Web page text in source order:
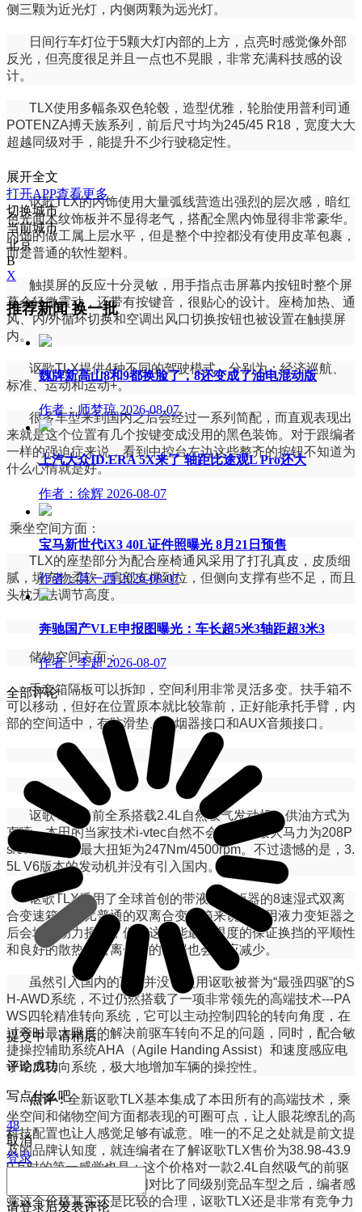
侧三颗为近光灯，内侧两颗为远光灯。
日间行车灯位于5颗大灯内部的上方，点亮时感觉像外部
反光，但亮度很足并且一点也不晃眼，非常充满科技感的设
计。
TLX使用多幅条双色轮毂，造型优雅，轮胎使用普利司通
POTENZA搏天族系列，前后尺寸均为245/45 R18，宽度大大
超越同级对手，能提升不少行驶稳定性。
讴歌TLX的内饰使用大量弧线营造出强烈的层次感，暗红
色光面木纹饰板并不显得老气，搭配全黑内饰显得非常豪华。
内饰的做工属上层水平，但是整个中控都没有使用皮革包裹，
而是普通的软性塑料。
触摸屏的反应十分灵敏，用手指点击屏幕内按钮时整个屏
幕会轻微震动，还带有按键音，很贴心的设计。座椅加热、通
风、内/外循环切换和空调出风口切换按钮也被设置在触摸屏
内。
讴歌TLX提供4种不同的驾驶模式，分别为：经济巡航、
标准、运动和运动+。
很多车型来到国内之后会经过一系列简配，而直观表现出
来就是这个位置有几个按键变成没用的黑色装饰。对于跟编者
一样的强迫症来说，看到中控台左边这些整齐的按钮不知道为
什么心情就是好。
乘坐空间方面：
TLX的座垫部分为配合座椅通风采用了打孔真皮，皮质细
腻，填充物柔软，肩部支撑到位，但侧向支撑有些不足，而且
头枕无法调节高度。
储物空间方面：
手套箱隔板可以拆卸，空间利用非常灵活多变。扶手箱不
可以移动，但好在位置原本就比较靠前，正好能承托手臂，内
部的空间适中，有防滑垫、点烟器接口和AUX音频接口。
讴歌TLX目前全系搭载2.4L自然吸气发动机，供油方式为
直喷，本田的当家技术i-vtec自然不会缺席。最大马力为208P
s/6800rpm，最大扭矩为247Nm/4500rpm。不过遗憾的是，3.
5L V6版本的发动机并没有引入国内。
讴歌TLX采用了全球首创的带液力变矩器的8速湿式双离
合变速箱，相比普通的双离合变速箱来说，使用液力变矩器之
后会增加动力损耗，但是这样能最大限度的保证换挡的平顺性
和良好的散热，对离合器的磨损也会相应减少。
虽然引入国内的TLX并没有使用讴歌被誉为“最强四驱”的S
H-AWD系统，不过仍然搭载了一项非常领先的高端技术---PA
WS四轮精准转向系统，它可以主动控制四轮的转向角度，在
过弯时最大限度的解决前驱车转向不足的问题，同时，配合敏
捷操控辅助系统AHA（Agile Handing Assist）和速度感应电
子助力转向系统，极大地增加车辆的操控性。
点评：全新讴歌TLX基本集成了本田所有的高端技术，乘
坐空间和储物空间方面都表现的可圈可点，让人眼花缭乱的高
科技配置也让人感觉足够有诚意。唯一的不足之处就是前文提
及的品牌认知度，就连编者在了解讴歌TLX售价为38.98-43.9
0万时的第一感觉也是：这个价格对一款2.4L自然吸气的前驱
车来说偏高。但是在仔细对比了同级别竞品车型之后，编者感
觉这个价格其实还是比较的合理，讴歌TLX还是非常有竞争力
展开全文
打开APP查看更多
切换城市
当前城市
北京
B
X
推荐新闻换一批
魏牌新高山8和9都换脸了，8还变成了油电混动版
作者：师梦琼 2026-08-07
上汽大众ID.ERA 5X来了 轴距比途观L Pro还大
作者：徐辉 2026-08-07
宝马新世代iX3 40L证件照曝光 8月21日预售
作者：莫一西 2026-08-07
奔驰国产VLE申报图曝光：车长超5米3轴距超3米3
作者：李超 2026-08-07
全部评论
提交中，请稍后...
评论成功
写点什么吧
48
取消
登录
请登录后发表评论